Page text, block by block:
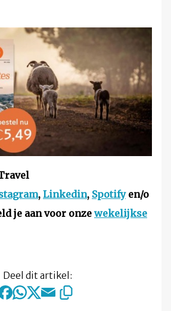
, Linkedin, Spotifyen/o
je aan voor onze wekelijkse
Deel dit artikel: